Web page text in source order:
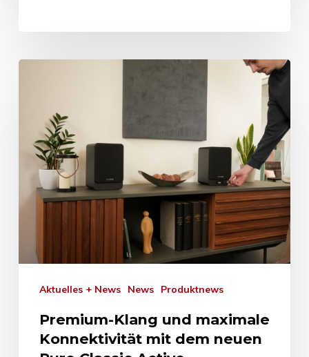
Aktuelles + News News Produktnews
Premium-Klang und maximale
Konnektivität mit dem neuen